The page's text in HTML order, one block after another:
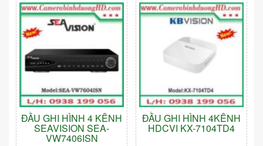
ĐẦU GHI HÌNH 4 KÊNH
SEAVISION SEA-
VW7406ISN
ĐẦU GHI HÌNH 4KÊNH
HDCVI KX-7104TD4